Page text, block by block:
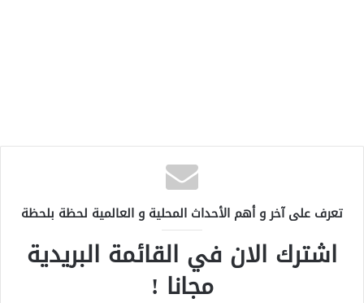
تعرف على آخر و أهم الأحداث المحلية و العالمية لحظة بلحظة
اشترك الان في القائمة البريدية
مجانا !